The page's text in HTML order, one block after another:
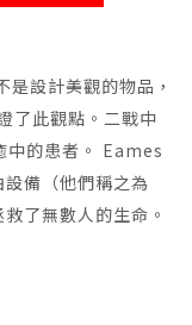
設計美觀的物品，
了此觀點。二戰中
中的患者。 Eames
備（他們稱之為
了無數人的生命。